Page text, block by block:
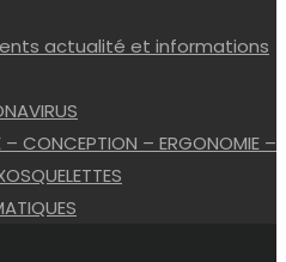
actualité et informations
– CONCEPTION – ERGONOMIE –